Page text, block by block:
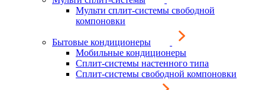
Мульти сплит-системы свободной
компоновки
Бытовые кондиционеры
Мобильные кондиционеры
Сплит-системы настенного типа
Сплит-системы свободной компоновки